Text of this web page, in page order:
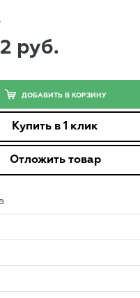
руб.
ДОБАВИТЬ В КОРЗИНУ
Купить в 1 клик
Отложить товар